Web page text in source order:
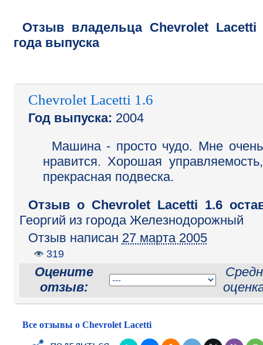
Отзыв владельца Chevrolet Lacetti
года выпуска
Chevrolet Lacetti 1.6
Год выпуска: 2004
Машина - просто чудо. Мне очень
нравится. Хорошая управляемость,
прекрасная подвеска.
Отзыв o Chevrolet Lacetti 1.6
Георгий из города Железнодорожный
Отзыв написан 27 марта 2005
319
Оцените
отзыв:
Все отзывы о Chevrolet Lacetti